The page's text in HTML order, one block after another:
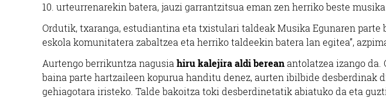
10. urteurrenarekin batera, jauzi garrantzitsua eman zen herriko beste
Ordutik, txaranga, estudiantina eta txistulari taldeak Musika Egunaren parte
eskola komunitatera zabaltzea eta herriko taldeekin batera lan egitea”,
Aurtengo berrikuntza nagusia hiru kalejira aldi bereanantolatzea izango da.
baina parte hartzaileen kopurua handitu denez, aurten ibilbide desberdinak
gehiagotara iristeko. Talde bakoitza toki desberdinetatik abiatuko da eta